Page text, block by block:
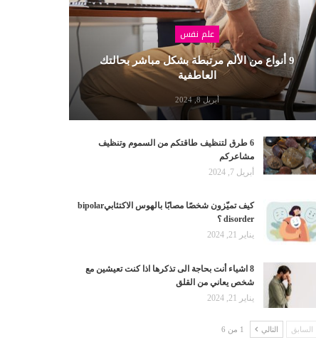
علم نفس
9 أنواع من الألم مرتبطة بشكل مباشر بحالتك
العاطفية
أبريل 8, 2024
6 طرق لتنظيف طاقتكم من السموم وتنظيف
مشاعركم
أبريل 7, 2024
كيف تميّزون شخصًا مصابًا بالهوس الاكتئابيbipolar
disorder ؟
يناير 21, 2024
8 اشياء أنت بحاجة الى تذكرها اذا كنت تعيشين مع
شخص يعاني من القلق
يناير 21, 2024
السابق التالي 1 من 6